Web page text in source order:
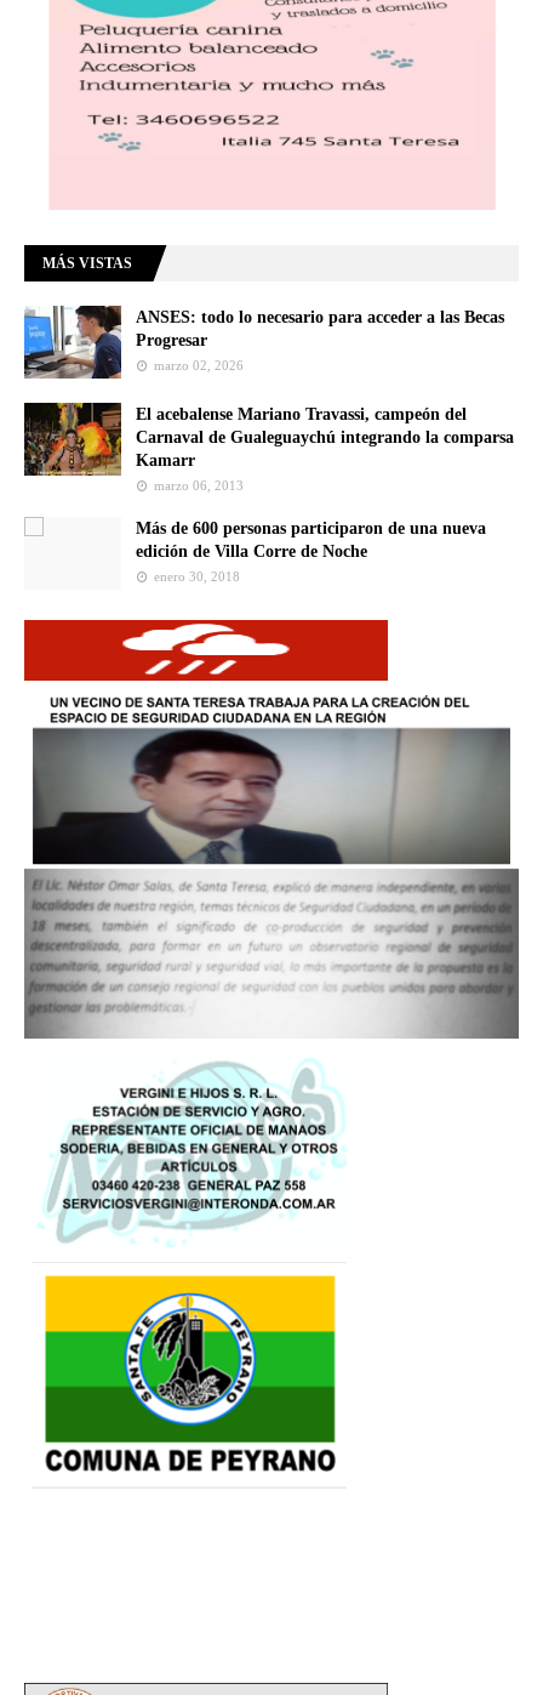
MÁS VISTAS
ANSES: todo lo necesario para acceder a las Becas
Progresar
marzo 02, 2026
El acebalense Mariano Travassi, campeón del
Carnaval de Gualeguaychú integrando la comparsa
Kamarr
marzo 06, 2013
Más de 600 personas participaron de una nueva
edición de Villa Corre de Noche
enero 30, 2018